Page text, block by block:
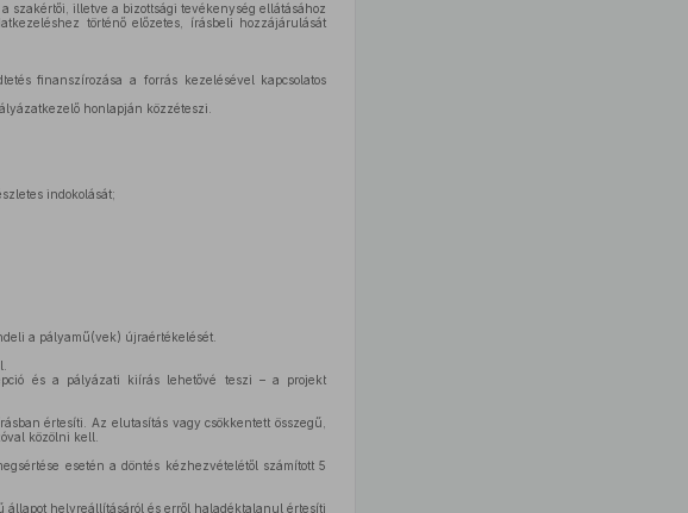
szakértői, illetve a bizottsági tevékenység ellátásához
történő előzetes, írásbeli hozzájárulását
finanszírozása a forrás kezelésével kapcsolatos
honlapján közzéteszi.
indokolását;
a pályamű(vek) újraértékelését.
és a pályázati kiírás lehetővé teszi – a projekt
értesíti. Az elutasítás vagy csökkentett összegű,
közölni kell.
esetén a döntés kézhezvételétől számított 5
helyreállításáról és erről haladéktalanul értesíti